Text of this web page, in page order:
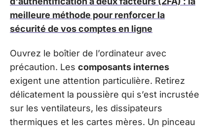
meilleure méthode pour renforcer la
sécurité de vos comptes en ligne
Ouvrez le boîtier de l’ordinateur avec
précaution. Les composants internes
exigent une attention particulière. Retirez
délicatement la poussière qui s’est incrustée
sur les ventilateurs, les dissipateurs
thermiques et les cartes mères. Un pinceau